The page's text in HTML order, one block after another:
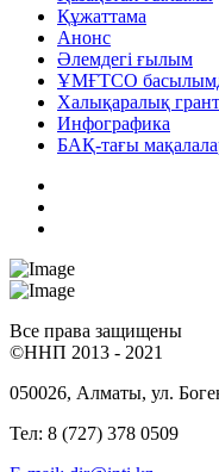
Құжаттама
Анонс
Әлемдегі ғылым
ҰМҒТСО
Халықаралық
Инфографика
БАҚ-тағы
Все права защищены
©ННП 2013 - 2021
050026, Алматы, ул.
Тел: 8 (727) 378 0509